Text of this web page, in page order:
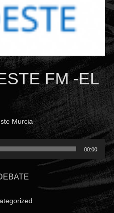
FM -EL
Murcia
00:00